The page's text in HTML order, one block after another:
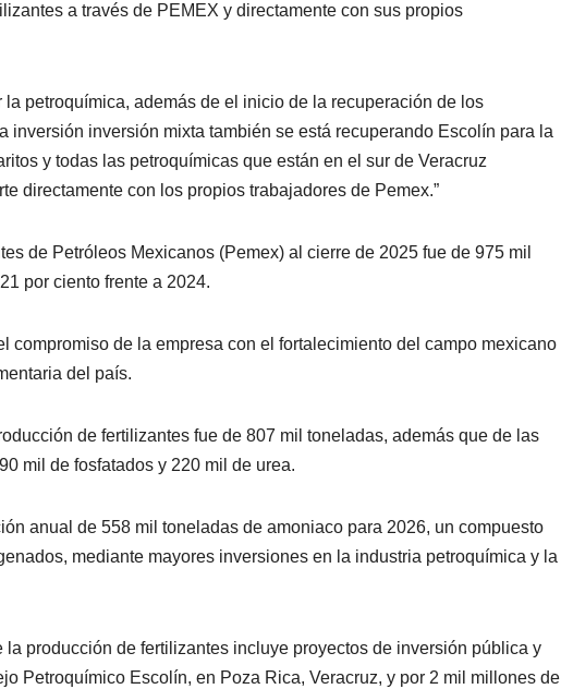
a través de PEMEX y directamente con sus propios
petroquímica, además de el inicio de la recuperación de los
inversión inversión mixta también se está recuperando Escolín para la
y todas las petroquímicas que están en el sur de Veracruz
directamente con los propios trabajadores de Pemex.”
de Petróleos Mexicanos (Pemex) al cierre de 2025 fue de 975 mil
por ciento frente a 2024.
compromiso de la empresa con el fortalecimiento del campo mexicano
del país.
de fertilizantes fue de 807 mil toneladas, además que de las
mil de fosfatados y 220 mil de urea.
anual de 558 mil toneladas de amoniaco para 2026, un compuesto
mediante mayores inversiones en la industria petroquímica y la
producción de fertilizantes incluye proyectos de inversión pública y
Petroquímico Escolín, en Poza Rica, Veracruz, y por 2 mil millones de